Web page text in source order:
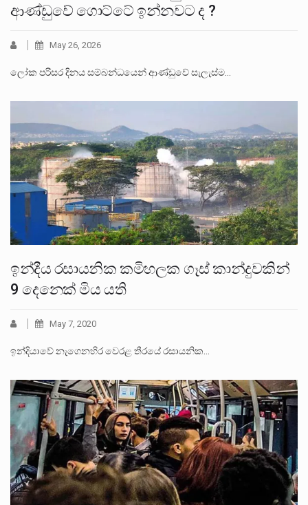
ආණ්ඩුවේ ගොට්ටේ ඉන්නවට ද ?
May 26, 2026
ලෝක පරිසර දිනය සම්බන්ධයෙන් ආණ්ඩුවේ සැලැස්ම…
ඉන්දීය රසායනික කමිහලක ගෑස් කාන්දුවකින්
9 දෙනෙක් මිය යති
May 7, 2020
ඉන්දියාවේ නැගෙනහිර වෙරළ තීරයේ රසායනික…